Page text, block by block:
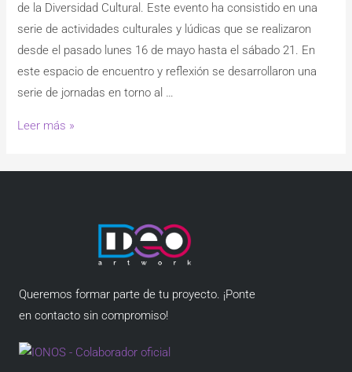
de la Diversidad Cultural. Este evento ha consistido en una
serie de actividades culturales y lúdicas que se realizaron
desde el pasado lunes 16 de mayo hasta el sábado 21. En
este espacio de encuentro y reflexión se desarrollaron una
serie de jornadas en torno al …
Leer más »
Queremos formar parte de tu proyecto. ¡Ponte
en contacto sin compromiso!